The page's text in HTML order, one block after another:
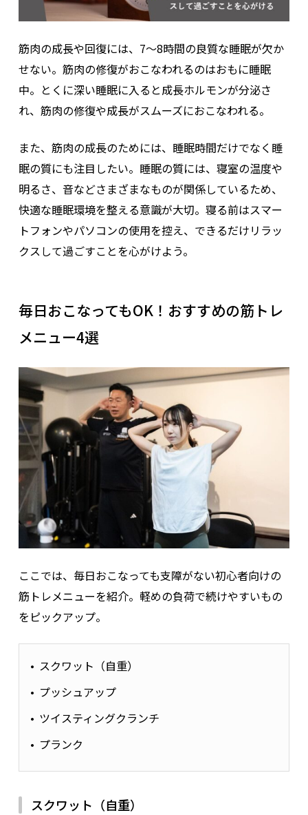
筋肉の成長や回復には、7～8時間の良質な睡眠が欠か
せない。筋肉の修復がおこなわれるのはおもに睡眠
中。とくに深い睡眠に入ると成長ホルモンが分泌さ
れ、筋肉の修復や成長がスムーズにおこなわれる。
また、筋肉の成長のためには、睡眠時間だけでなく睡
眠の質にも注目したい。睡眠の質には、寝室の温度や
明るさ、音などさまざまなものが関係しているため、
快適な睡眠環境を整える意識が大切。寝る前はスマー
トフォンやパソコンの使用を控え、できるだけリラッ
クスして過ごすことを心がけよう。
毎日おこなってもOK！おすすめの筋トレ
メニュー4選
ここでは、毎日おこなっても支障がない初心者向けの
筋トレメニューを紹介。軽めの負荷で続けやすいもの
をピックアップ。
スクワット（自重）
プッシュアップ
ツイスティングクランチ
プランク
スクワット（自重）